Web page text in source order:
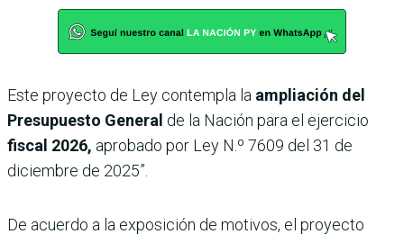
Este proyecto de Ley contempla la ampliación del
Presupuesto General de la Nación para el ejercicio
fiscal 2026, aprobado por Ley N.º 7609 del 31 de
diciembre de 2025”.
De acuerdo a la exposición de motivos, el proyecto